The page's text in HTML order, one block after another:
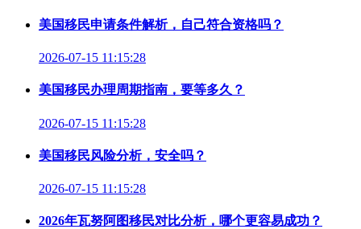
美国移民申请条件解析，自己符合资格吗？
2026-07-15 11:15:28
美国移民办理周期指南，要等多久？
2026-07-15 11:15:28
美国移民风险分析，安全吗？
2026-07-15 11:15:28
2026年瓦努阿图移民对比分析，哪个更容易成功？